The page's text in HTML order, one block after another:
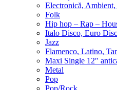
Electronică,
Folk
Hip hop – Rap –
Italo Disco, Euro
Jazz
Flamenco, Latino,
Maxi Single 12″
Metal
Pop
Pop/Rock